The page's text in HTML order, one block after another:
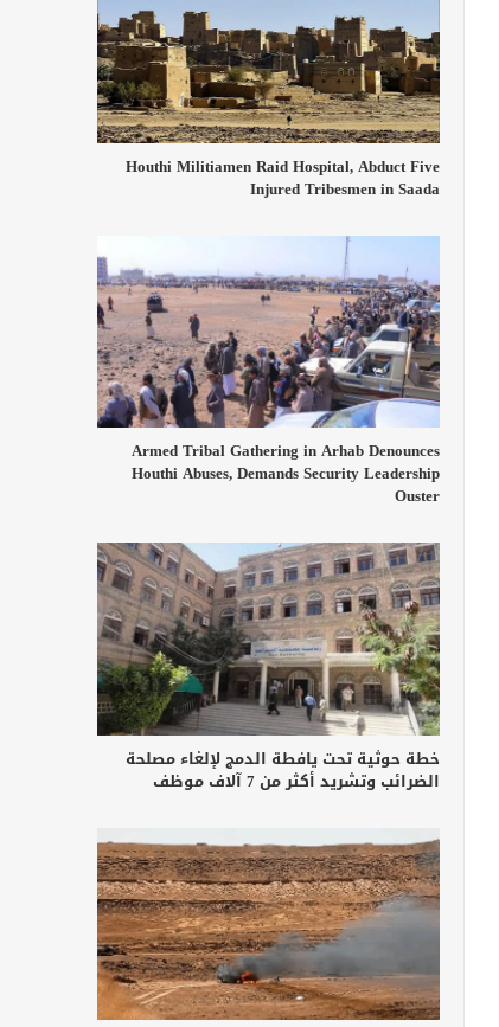
Houthi Militiamen Raid Hospital, Abduct Five
Injured Tribesmen in Saada
Armed Tribal Gathering in Arhab Denounces
Houthi Abuses, Demands Security Leadership
Ouster
خطة حوثية تحت يافطة الدمج لإلغاء مصلحة
الضرائب وتشريد أكثر من 7 آلاف موظف